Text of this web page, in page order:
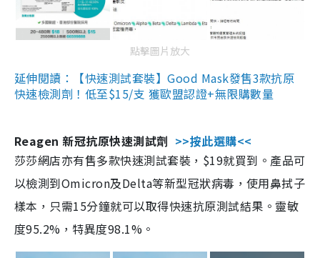
點擊圖片放大
延伸閱讀：【快速測試套裝】Good Mask發售3款抗原
快速檢測劑！低至$15/支 獲歐盟認證+無限購數量
Reagen 新冠抗原快速測試劑 >>按此選購<<
莎莎網店亦有售多款快速測試套裝，$19就買到。產品可
以檢測到Omicron及Delta等新型冠狀病毒，使用鼻拭子
樣本，只需15分鐘就可以取得快速抗原測試結果。靈敏
度95.2%，特異度98.1%。